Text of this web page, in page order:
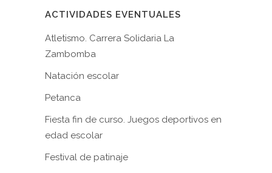
ACTIVIDADES EVENTUALES
Atletismo. Carrera Solidaria La
Zambomba
Natación escolar
Petanca
Fiesta fin de curso. Juegos deportivos en
edad escolar
Festival de patinaje